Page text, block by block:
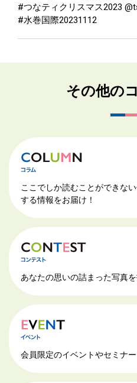
#つなティクリスマス2023
#水巻国際20231112
その他の
ここでしか読むことができな
する情報をお届け！
あなたの思いの詰まった写真を
会員限定のイベントやセミナー